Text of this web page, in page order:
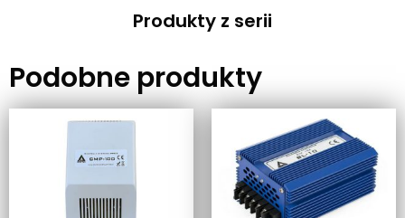
Produkty z serii
Podobne produkty